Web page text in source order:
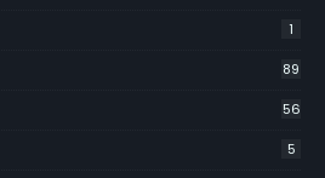
1
89
56
5